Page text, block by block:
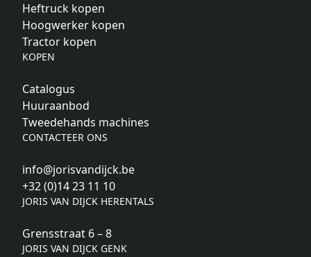
Heftruck kopen
Hoogwerker kopen
Tractor kopen
KOPEN
Catalogus
Huuraanbod
Tweedehands machines
CONTACTEER ONS
info@jorisvandijck.be
+32 (0)14 23 11 10
JORIS VAN DIJCK HERENTALS
Grensstraat 6 – 8
JORIS VAN DIJCK GENK